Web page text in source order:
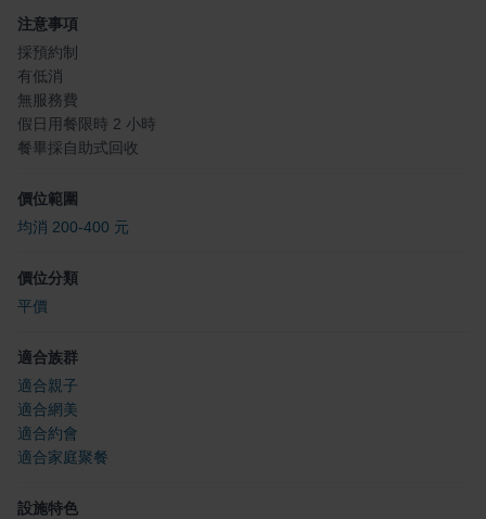
注意事項
採預約制
有低消
無服務費
假日用餐限時 2 小時
餐畢採自助式回收
價位範圍
均消 200-400 元
價位分類
平價
適合族群
適合親子
適合網美
適合約會
適合家庭聚餐
設施特色